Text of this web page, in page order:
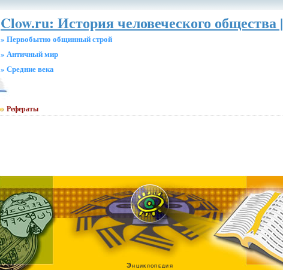
Clow.ru: История человеческого общества |
» Первобытно общинный строй
» Античный мир
» Средние века
Рефераты
Энциклопедия